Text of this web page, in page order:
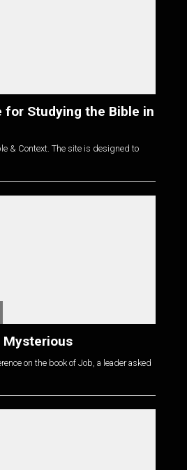
for Studying the Bible in
& Context. The site is designed to
Mysterious
on the book of Job, a leader asked